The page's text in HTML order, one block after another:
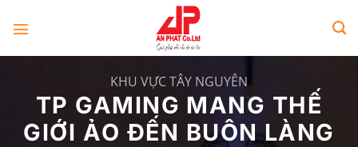
KHU VỰC TÂY NGUYÊN
TP GAMING MANG THẾ
GIỚI ẢO ĐẾN BUÔN LÀNG